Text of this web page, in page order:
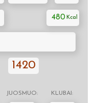
480
1420
JUOSMUO: KLUBAI: